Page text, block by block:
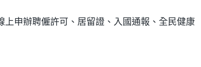
申辦聘僱許可、居留證、入國通報、全民健康